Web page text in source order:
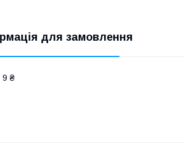
для замовлення
9 ₴